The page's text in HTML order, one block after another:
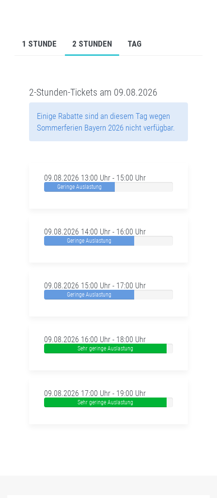
1 STUNDE 2 STUNDEN TAG
2-Stunden-Tickets am 09.08.2026
Einige Rabatte sind an diesem Tag wegen
Sommerferien Bayern 2026 nicht verfügbar.
09.08.2026 13:00 Uhr - 15:00 Uhr
Geringe Auslastung
09.08.2026 14:00 Uhr - 16:00 Uhr
Geringe Auslastung
09.08.2026 15:00 Uhr - 17:00 Uhr
Geringe Auslastung
09.08.2026 16:00 Uhr - 18:00 Uhr
Sehr geringe Auslastung
09.08.2026 17:00 Uhr - 19:00 Uhr
Sehr geringe Auslastung